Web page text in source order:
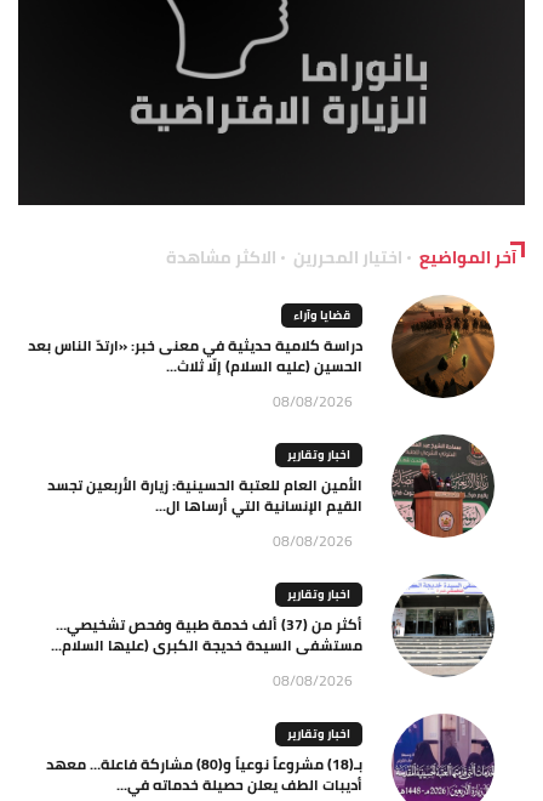
آخر المواضيع اختيار المحررين الاكثر مشاهدة
قضايا وآراء
دراسة كلامية حديثية في معنى خبر: «ارتدّ الناس بعد
الحسين (عليه السلام) إلّا ثلاث...
08/08/2026
اخبار وتقارير
الأمين العام للعتبة الحسينية: زيارة الأربعين تجسد
القيم الإنسانية التي أرساها ال...
08/08/2026
اخبار وتقارير
أكثر من (37) ألف خدمة طبية وفحص تشخيصي…
مستشفى السيدة خديجة الكبرى (عليها السلام...
08/08/2026
اخبار وتقارير
بـ(18) مشروعاً نوعياً و(80) مشاركة فاعلة… معهد
أديبات الطف يعلن حصيلة خدماته في...